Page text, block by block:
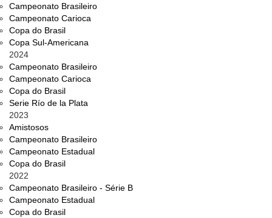
Campeonato Brasileiro
Campeonato Carioca
Copa do Brasil
Copa Sul-Americana
2024
Campeonato Brasileiro
Campeonato Carioca
Copa do Brasil
Serie Río de la Plata
2023
Amistosos
Campeonato Brasileiro
Campeonato Estadual
Copa do Brasil
2022
Campeonato Brasileiro - Série B
Campeonato Estadual
Copa do Brasil